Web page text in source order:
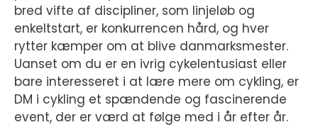
bred vifte af discipliner, som linjeløb og
enkeltstart, er konkurrencen hård, og hver
rytter kæmper om at blive danmarksmester.
Uanset om du er en ivrig cykelentusiast eller
bare interesseret i at lære mere om cykling, er
DM i cykling et spændende og fascinerende
event, der er værd at følge med i år efter år.